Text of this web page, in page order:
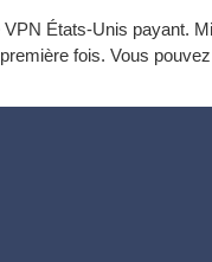
États-Unis payant.
fois. Vous